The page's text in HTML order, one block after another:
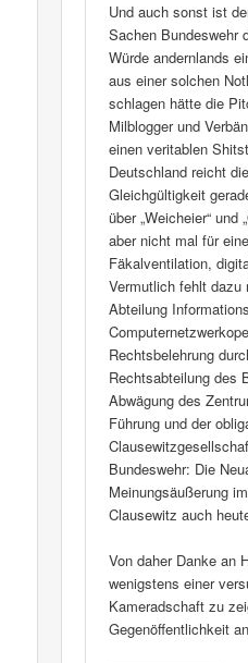
Und auch sonst ist
Sachen Bundeswehr
Würde andernlands
aus einer solchen
schlagen hätte die
Milblogger und
einen veritablen
Deutschland reicht
Gleichgültigkeit
über „Weicheier“ und
aber nicht mal für
Fäkalventilation,
Vermutlich fehlt dazu
Abteilung
Rechtsbelehrung
Rechtsabteilung des
Abwägung des
Führung und der
Bundeswehr: Die
Meinungsäußerung
Clausewitz auch
Von daher Danke an
wenigstens einer
Kameradschaft zu
Gegenöffentlichkeit